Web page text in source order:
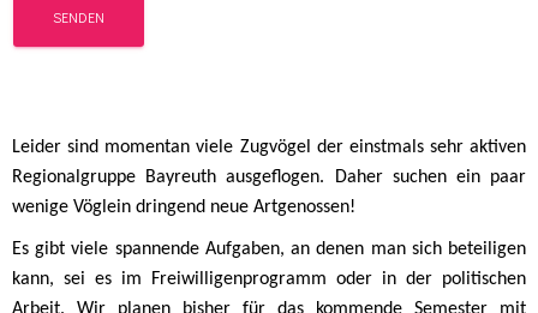
Leider sind momentan viele Zugvögel der einstmals sehr aktiven
Regionalgruppe Bayreuth ausgeflogen.
Daher suchen ein paar
wenige Vöglein dringend neue Artgenossen!
Es gibt viele spannende Aufgaben, an denen man sich beteiligen
kann, sei es im Freiwilligenprogramm oder in der politischen